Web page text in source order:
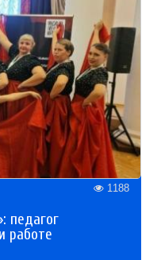
1188
педагог
работе